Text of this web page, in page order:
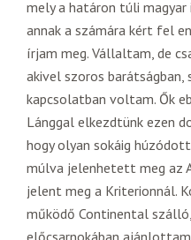
mely a határon túli
annak a számára kért fel
írjam meg. Vállaltam, de
akivel szoros barátságban,
kapcsolatban voltam. Ők
Lánggal elkezdtünk ezen
hogy olyan sokáig
múlva jelenhetett meg az
jelent meg a Kriterionnál.
működő Continental
előcsarnokában